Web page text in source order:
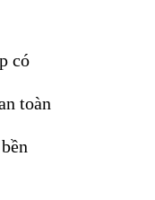
có
toàn